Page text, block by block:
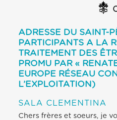
ADRESSE DU SAINT-
PARTICIPANTS A LA
TRAITEMENT DES
PROMU PAR «
EUROPE RÉSEAU
L’EXPLOITATION)
SALA CLEMENTINA
Chers frères et soeurs, je